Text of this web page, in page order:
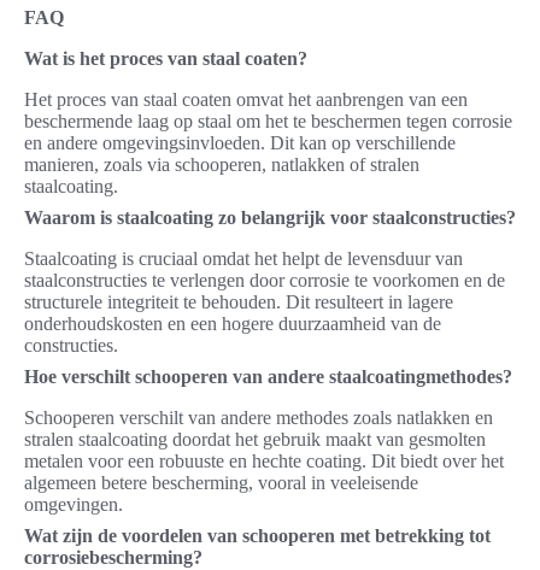
FAQ
Wat is het proces van staal coaten?
Het proces van staal coaten omvat het aanbrengen van een
beschermende laag op staal om het te beschermen tegen corrosie
en andere omgevingsinvloeden. Dit kan op verschillende
manieren, zoals via schooperen, natlakken of stralen
staalcoating.
Waarom is staalcoating zo belangrijk voor staalconstructies?
Staalcoating is cruciaal omdat het helpt de levensduur van
staalconstructies te verlengen door corrosie te voorkomen en de
structurele integriteit te behouden. Dit resulteert in lagere
onderhoudskosten en een hogere duurzaamheid van de
constructies.
Hoe verschilt schooperen van andere staalcoatingmethodes?
Schooperen verschilt van andere methodes zoals natlakken en
stralen staalcoating doordat het gebruik maakt van gesmolten
metalen voor een robuuste en hechte coating. Dit biedt over het
algemeen betere bescherming, vooral in veeleisende
omgevingen.
Wat zijn de voordelen van schooperen met betrekking tot
corrosiebescherming?